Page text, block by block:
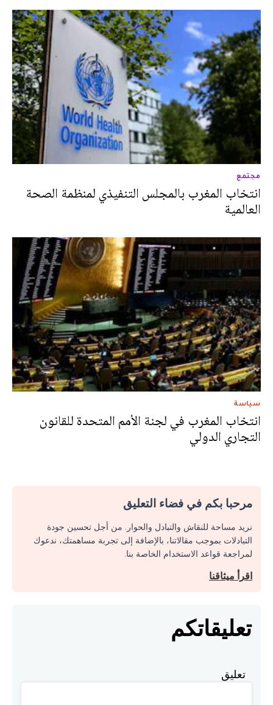
مجتمع
انتخاب المغرب بالمجلس التنفيذي لمنظمة الصحة
العالمية
سياسة
انتخاب المغرب في لجنة الأمم المتحدة للقانون
التجاري الدولي
مرحبا بكم في فضاء التعليق
نريد مساحة للنقاش والتبادل والحوار. من أجل تحسين جودة
التبادلات بموجب مقالاتنا، بالإضافة إلى تجربة مساهمتك، ندعوك
لمراجعة قواعد الاستخدام الخاصة بنا.
اقرأ ميثاقنا
تعليقاتكم
تعليق